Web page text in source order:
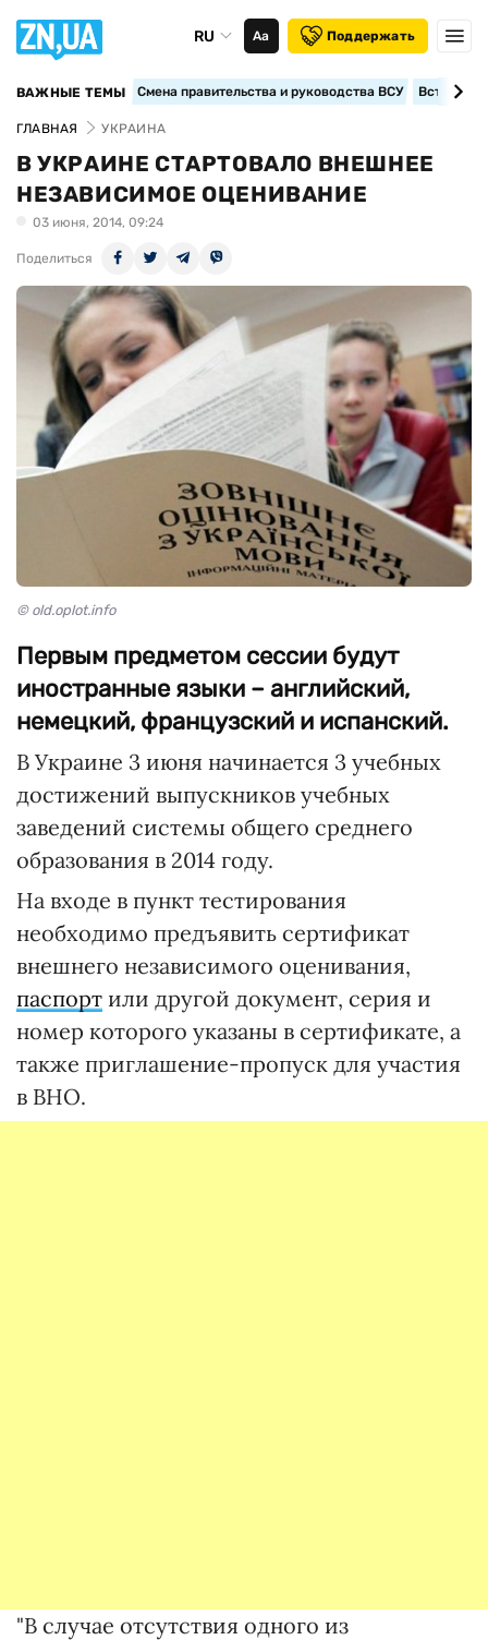
RU Аа Поддержать
ВАЖНЫЕ ТЕМЫ Смена правительства и руководства ВСУ
ГЛАВНАЯ УКРАИНА
В УКРАИНЕ СТАРТОВАЛО ВНЕШНЕЕ
НЕЗАВИСИМОЕ ОЦЕНИВАНИЕ
03 июня, 2014, 09:24
Поделиться
© old.oplot.info
Первым предметом сессии будут
иностранные языки – английский,
немецкий, французский и испанский.
В Украине 3 июня начинается 3 учебных
достижений выпускников учебных
заведений системы общего среднего
образования в 2014 году.
На входе в пункт тестирования
необходимо предъявить сертификат
внешнего независимого оценивания,
паспорт или другой документ, серия и
номер которого указаны в сертификате, а
также приглашение-пропуск для участия
в ВНО.
"В случае отсутствия одного из